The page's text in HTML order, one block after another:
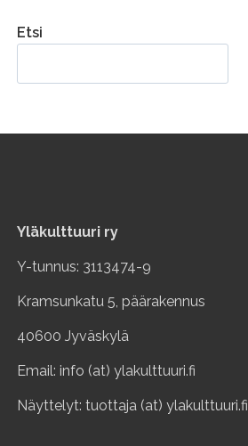
Etsi
Yläkulttuuri ry
Y-tunnus: 3113474-9
Kramsunkatu 5, päärakennus
40600 Jyväskylä
Email: info (at) ylakulttuuri.fi
Näyttelyt: tuottaja (at) ylakulttuuri.fi